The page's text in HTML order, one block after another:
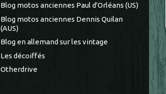
Blog motos anciennes Paul d'Orléans (US)
Blog motos anciennes Dennis Quilan
(AUS)
Blog en allemand sur les vintage
Les décoiffés
Otherdrive